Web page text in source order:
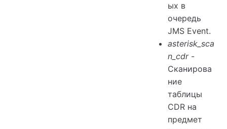
ых в
очередь
JMS Event.
asterisk_sca
n_cdr-
Сканирова
ние
таблицы
CDR на
предмет